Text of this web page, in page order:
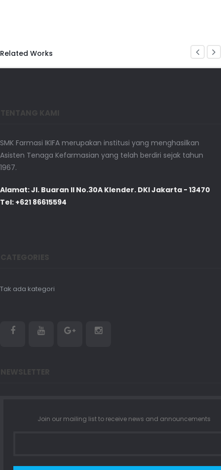
Related Works
SMK Farmasi IKIFA merupakan institusi yang menghasilkan
Asisten Tenaga Kefarmasian yang telah berdiri sejak tahun
1967.
Alamat: Jl. Buaran II No.30A Klender. DKI Jakarta - 13470
Tel: +621 86615594
Tak ada kategori
Join our mailing list to receive news and announcements